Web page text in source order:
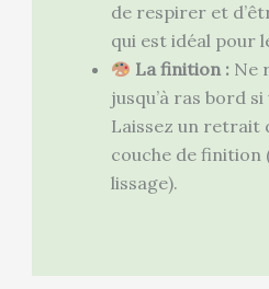
de respirer et
qui est idéal pour
La finition :Ne
jusqu’à ras bord
Laissez un retrait
couche de finition
lissage).